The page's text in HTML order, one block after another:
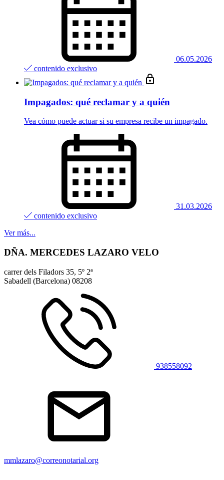
06.05.2026
contenido exclusivo
Impagados: qué reclamar y a quién
Vea cómo puede actuar si su empresa recibe un impagado.
31.03.2026
contenido exclusivo
Ver más...
DÑA. MERCEDES LAZARO VELO
carrer dels Filadors 35, 5º 2ª
Sabadell (Barcelona) 08208
938558092
mmlazaro@correonotarial.org